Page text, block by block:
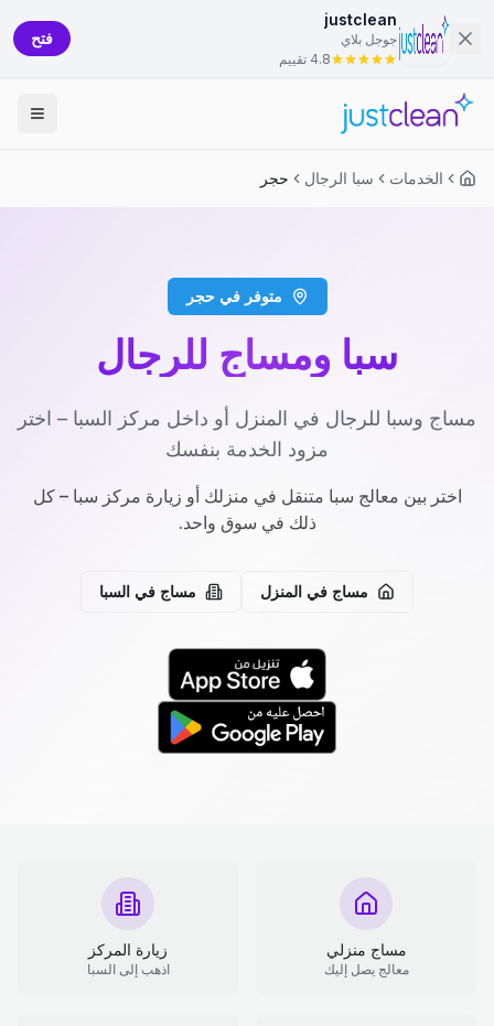
justclean
جوجل بلاي
4.8 تقييم
فتح
الخدمات سبا الرجال حجر
متوفر في حجر
سبا ومساج للرجال
مساج وسبا للرجال في المنزل أو داخل مركز السبا – اختر
مزود الخدمة بنفسك
اختر بين معالج سبا متنقل في منزلك أو زيارة مركز سبا – كل
ذلك في سوق واحد.
مساج في المنزل مساج في السبا
مساج منزلي
معالج يصل إليك
زيارة المركز
اذهب إلى السبا